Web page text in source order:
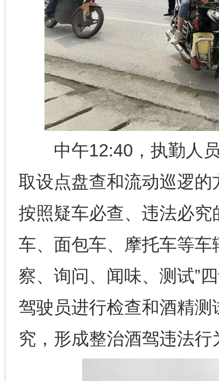
中午12:40，执勤人员
取设点盘查和流动巡逻
按照疑车必查、违法必
车、面包车、摩托车等车
察、询问、闻味、测试”
驾驶员进行检查和酒精
究，形成整治酒驾违法